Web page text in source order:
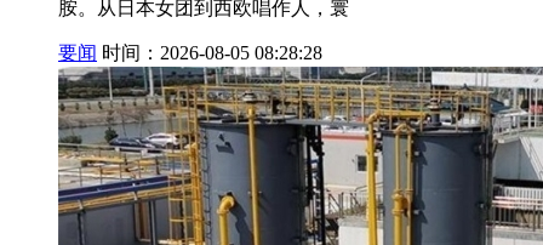
胺。从日本女团到西欧唱作人，寰
要闻 时间：2026-08-05 08:28:28